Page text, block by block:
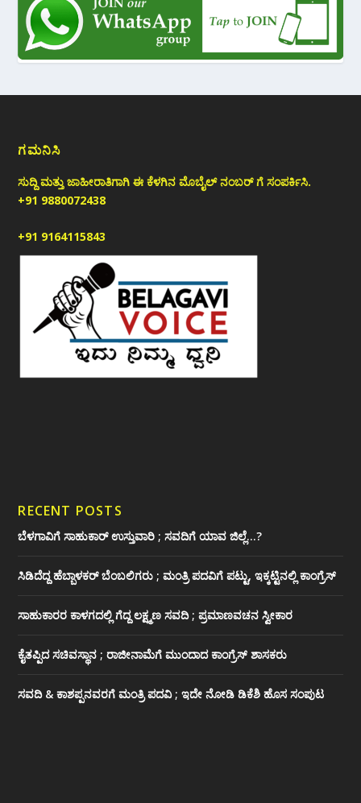
ಗಮನಿಸಿ
ಸುದ್ದಿ ಮತ್ತು ಜಾಹೀರಾತಿಗಾಗಿ ಈ ಕೆಳಗಿನ ಮೊಬೈಲ್ ನಂಬರ್ ಗೆ ಸಂಪರ್ಕಿಸಿ.
+91 9880072438
+91 9164115843
RECENT POSTS
ಬೆಳಗಾವಿಗೆ ಸಾಹುಕಾರ್ ಉಸ್ತುವಾರಿ ; ಸವದಿಗೆ ಯಾವ ಜಿಲ್ಲೆ…?
ಸಿಡಿದೆದ್ದ ಹೆಬ್ಬಾಳಕರ್ ಬೆಂಬಲಿಗರು ; ಮಂತ್ರಿ ಪದವಿಗೆ ‌ಪಟ್ಟು, ಇಕ್ಕಟ್ಟಿನಲ್ಲಿ ಕಾಂಗ್ರೆಸ್
ಸಾಹುಕಾರರ ಕಾಳಗದಲ್ಲಿ ಗೆದ್ದ ಲಕ್ಷ್ಮಣ ಸವದಿ ; ಪ್ರಮಾಣವಚನ ಸ್ವೀಕಾರ
ಕೈತಪ್ಪಿದ ಸಚಿವಸ್ಥಾನ ; ರಾಜೀನಾಮೆಗೆ ಮುಂದಾದ ಕಾಂಗ್ರೆಸ್ ‌ಶಾಸಕರು
ಸವದಿ & ಕಾಶಪ್ಪನವರಗೆ ಮಂತ್ರಿ ಪದವಿ ; ಇದೇ ನೋಡಿ‌ ಡಿಕೆಶಿ ಹೊಸ ಸಂಪುಟ